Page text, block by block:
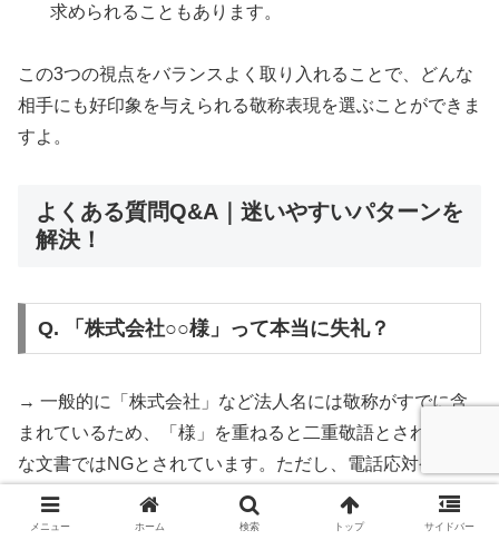
求められることもあります。
この3つの視点をバランスよく取り入れることで、どんな
相手にも好印象を与えられる敬称表現を選ぶことができま
すよ。
よくある質問Q&A｜迷いやすいパターンを
解決！
Q. 「株式会社○○様」って本当に失礼？
→ 一般的に「株式会社」など法人名には敬称がすでに含
まれているため、「様」を重ねると二重敬語とされ、正式
な文書ではNGとされています。ただし、電話応対やカジ
ュアルな口頭のやりとりなど、日常業務の中では使用され
ることも多く、「そこまで気にしなくてもいい」という声
メニュー ホーム 検索 トップ サイドバー